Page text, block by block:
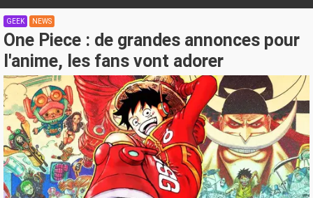
GEEK NEWS
One Piece : de grandes annonces pour
l'anime, les fans vont adorer